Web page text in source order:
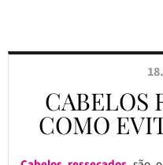
CABELOS
COMO